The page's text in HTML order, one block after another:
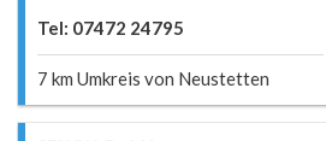
Tel: 07472 24795
7 km Umkreis von Neustetten